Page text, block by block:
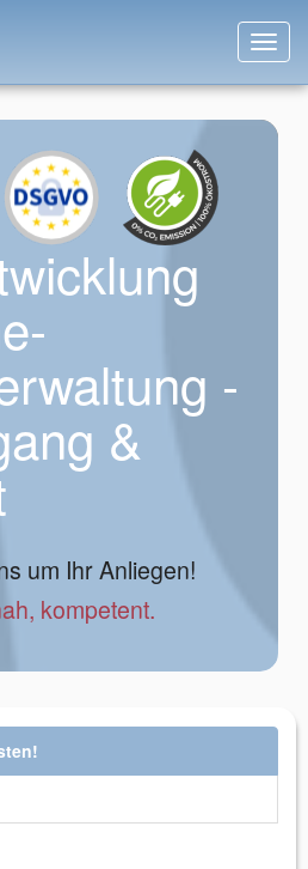
-
&
um Ihr Anliegen!
kompetent.